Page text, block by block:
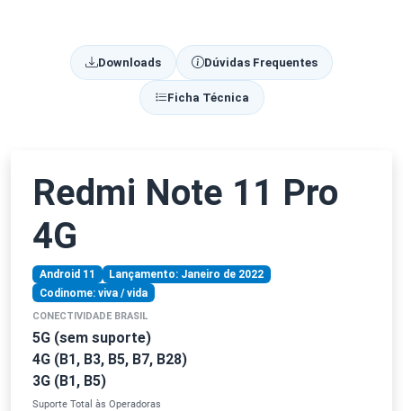
Downloads Dúvidas Frequentes
Ficha Técnica
Redmi Note 11 Pro
4G
Android 11
Lançamento: Janeiro de 2022
Codinome: viva / vida
CONECTIVIDADE BRASIL
5G (sem suporte)
4G (B1, B3, B5, B7, B28)
3G (B1, B5)
Suporte Total às Operadoras